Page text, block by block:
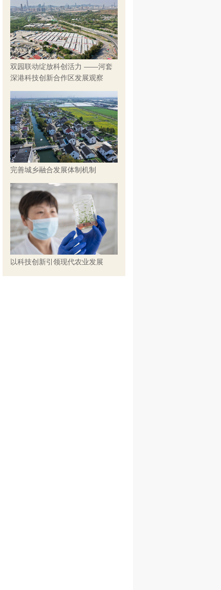
双园联动绽放科创活力 ——河套
深港科技创新合作区发展观察
完善城乡融合发展体制机制
以科技创新引领现代农业发展